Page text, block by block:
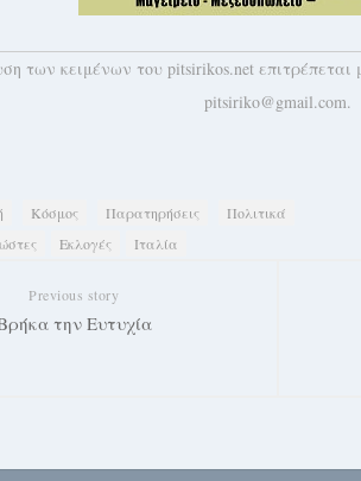
των κειμένων του pitsirikos.net
pitsiriko@gmail.com.
Κόσμος Παρατηρήσεις Πολιτικά
Εκλογές Ιταλία
Previous story
την Ευτυχία